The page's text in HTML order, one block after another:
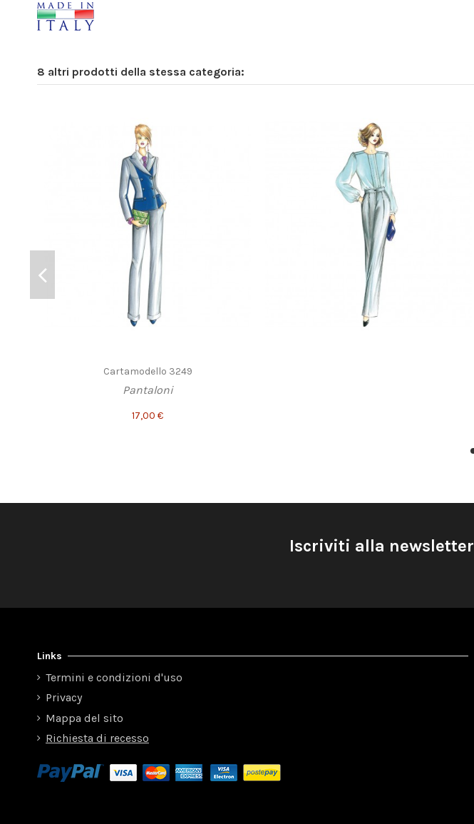
8 altri prodotti della stessa categoria:
Cartamodello 3249
Pantaloni
17,00 €
Iscriviti alla newsletter
Links
Termini e condizioni d'uso
Privacy
Mappa del sito
Richiesta di recesso